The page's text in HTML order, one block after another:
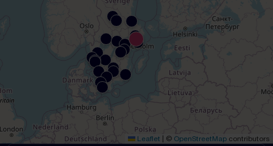
Leaflet | © OpenStreetMap contributors